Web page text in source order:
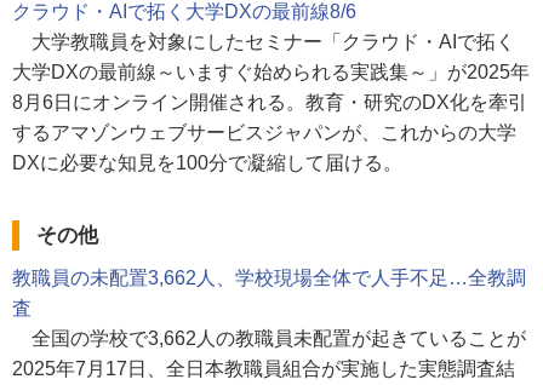
クラウド・AIで拓く大学DXの最前線8/6
大学教職員を対象にしたセミナー「クラウド・AIで拓く
大学DXの最前線～いますぐ始められる実践集～」が2025年
8月6日にオンライン開催される。教育・研究のDX化を牽引
するアマゾンウェブサービスジャパンが、これからの大学
DXに必要な知見を100分で凝縮して届ける。
その他
教職員の未配置3,662人、学校現場全体で人手不足…全教調
査
全国の学校で3,662人の教職員未配置が起きていることが
2025年7月17日、全日本教職員組合が実施した実態調査結